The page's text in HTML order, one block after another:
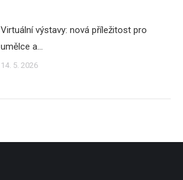
Virtuální výstavy: nová příležitost pro
umělce a…
14. 5. 2026